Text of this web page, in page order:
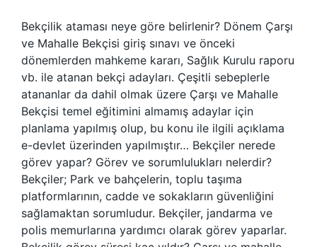
Bekçilik ataması neye göre belirlenir? Dönem Çarşı
ve Mahalle Bekçisi giriş sınavı ve önceki
dönemlerden mahkeme kararı, Sağlık Kurulu raporu
vb. ile atanan bekçi adayları. Çeşitli sebeplerle
atananlar da dahil olmak üzere Çarşı ve Mahalle
Bekçisi temel eğitimini almamış adaylar için
planlama yapılmış olup, bu konu ile ilgili açıklama
e-devlet üzerinden yapılmıştır… Bekçiler nerede
görev yapar? Görev ve sorumlulukları nelerdir?
Bekçiler; Park ve bahçelerin, toplu taşıma
platformlarının, cadde ve sokakların güvenliğini
sağlamaktan sorumludur. Bekçiler, jandarma ve
polis memurlarına yardımcı olarak görev yaparlar.